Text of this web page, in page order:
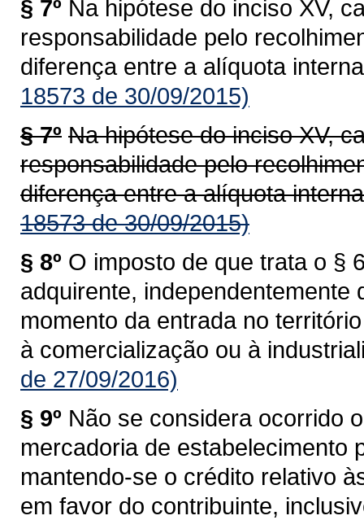
§ 7º Na hipótese do inciso XV,
responsabilidade pelo
diferença entre a alíquota
18573 de 30/09/2015)
§ 7º Na hipótese do inciso XV,
responsabilidade pelo
diferença entre a alíquota
18573 de 30/09/2015)
§ 8º O imposto de que trata o §
adquirente, independentemente
momento da entrada no
à comercialização ou à
de 27/09/2016)
§ 9º Não se considera ocorrido
mercadoria de estabelecimento
mantendo-se o crédito relativo
em favor do contribuinte,